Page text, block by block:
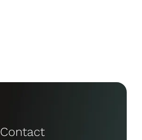
Contact